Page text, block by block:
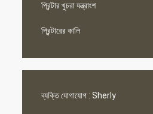
প্রিন্টার খুচরা যন্ত্রাংশ
প্রিন্টারের কালি
ব্যক্তি যোগাযোগ : Sherly